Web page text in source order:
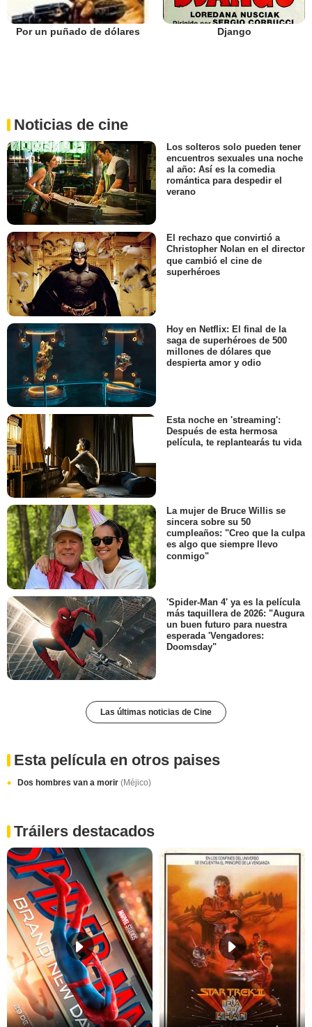
Por un puñado de dólares Django
Noticias de cine
Los solteros solo pueden tener
encuentros sexuales una noche
al año: Así es la comedia
romántica para despedir el
verano
El rechazo que convirtió a
Christopher Nolan en el director
que cambió el cine de
superhéroes
Hoy en Netflix: El final de la
saga de superhéroes de 500
millones de dólares que
despierta amor y odio
Esta noche en 'streaming':
Después de esta hermosa
película, te replantearás tu vida
La mujer de Bruce Willis se
sincera sobre su 50
cumpleaños: "Creo que la culpa
es algo que siempre llevo
conmigo"
'Spider-Man 4' ya es la película
más taquillera de 2026: "Augura
un buen futuro para nuestra
esperada 'Vengadores:
Doomsday"
Las últimas noticias de Cine
Esta película en otros paises
Dos hombres van a morir (Méjico)
Tráilers destacados